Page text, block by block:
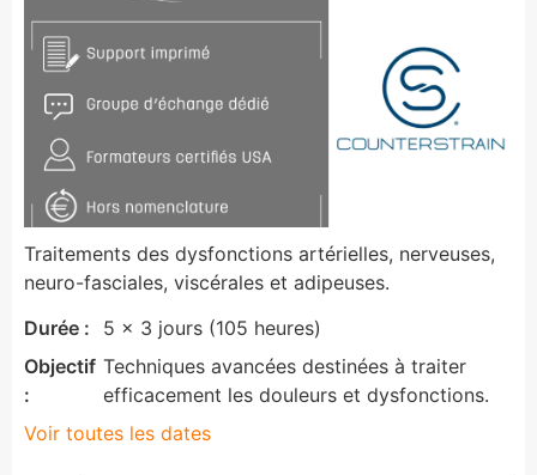
Traitements des dysfonctions artérielles, nerveuses,
neuro-fasciales, viscérales et adipeuses.
Durée :
5 x 3 jours (105 heures)
Objectif
:
Techniques avancées destinées à traiter
efficacement les douleurs et dysfonctions.
Voir toutes les dates